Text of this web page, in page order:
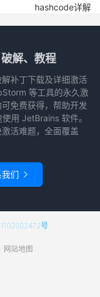
hashcode详解
解、教程
补丁下载及详细激活
等工具的永久激
免费获得，帮助开发
用 JetBrains 软件。
活难题，全面覆盖
们 
号
网站地图